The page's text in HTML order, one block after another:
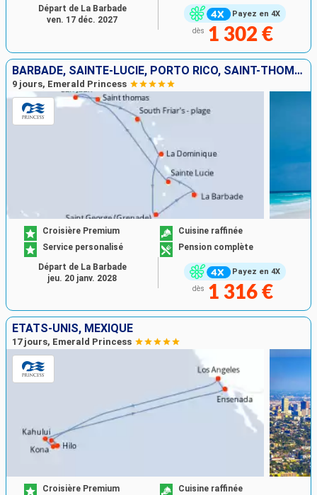
Payez en 4X
dès 1 302 €
Départ de La Barbade
ven. 17 déc. 2027
BARBADE, SAINTE-LUCIE, PORTO RICO, SAINT-THOMAS, DOMINIQUE, GRENADE
9 jours, Emerald Princess
Payez en 4X
Croisière Premium
Cuisine raffinée
Service personalisé
Pension complète
dès 1 316 €
Départ de La Barbade
jeu. 20 janv. 2028
ÉTATS-UNIS, MEXIQUE
17 jours, Emerald Princess
Croisière Premium
Cuisine raffinée